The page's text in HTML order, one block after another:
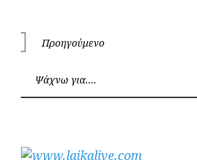
Πλοήγηση
άρθρων
Προηγούμενο